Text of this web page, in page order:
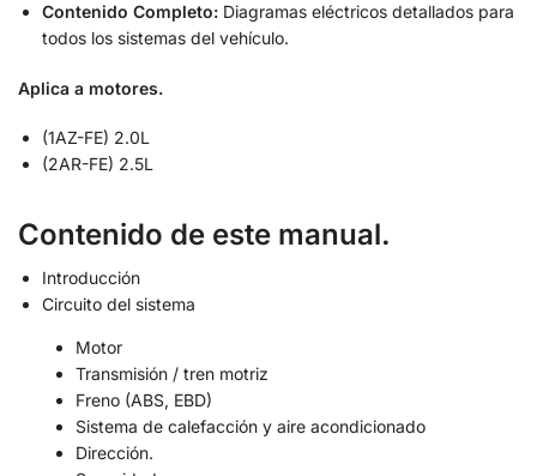
Contenido Completo: Diagramas eléctricos detallados para
todos los sistemas del vehículo.
Aplica a motores.
(1AZ-FE) 2.0L
(2AR-FE) 2.5L
Contenido de este manual.
Introducción
Circuito del sistema
Motor
Transmisión / tren motriz
Freno (ABS, EBD)
Sistema de calefacción y aire acondicionado
Dirección.